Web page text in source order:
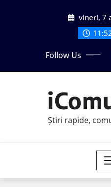
vineri, 7
Follow Us
Știri rapide,